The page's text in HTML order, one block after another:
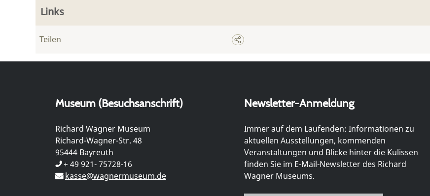
Links
Teilen
Museum (Besuchsanschrift)
Richard Wagner Museum
Richard-Wagner-Str. 48
95444 Bayreuth
+ 49 921- 75728-16
kasse@wagnermuseum.de
Newsletter-Anmeldung
Immer auf dem Laufenden: Informationen zu
aktuellen Ausstellungen, kommenden
Veranstaltungen und Blicke hinter die Kulissen
finden Sie im E-Mail-Newsletter des Richard
Wagner Museums.